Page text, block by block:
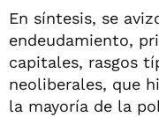
En síntesis, se
endeudamiento,
capitales, rasgos
neoliberales, que
la mayoría de la